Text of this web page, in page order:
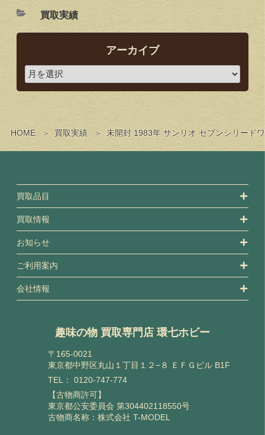
HOME 買取実績 未開封 1983年 サンリオ セブンシリード
買取実績
アーカイブ
買取品目
買取情報
お知らせ
ご利用案内
会社情報
趣味の物 買取専門店 環七ホビー
〒165-0021
東京都中野区丸山１丁目１２−８ ＥＦＧビル B1F
TEL： 0120-747-774
【古物商許可】
東京都公安委員会 第304402118550号
古物商名称：株式会社 T-MODEL